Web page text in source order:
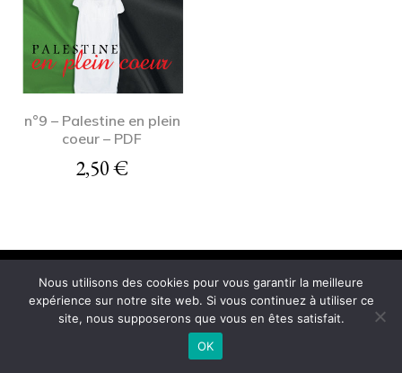
n°9 – Palestine en plein
coeur – PDF
2,50€
Conditions Générales de Vente
© 2021 Imane Magazine All rights reserved.
Nous utilisons des cookies pour vous garantir la meilleure
expérience sur notre site web. Si vous continuez à utiliser ce
site, nous supposerons que vous en êtes satisfait.
OK